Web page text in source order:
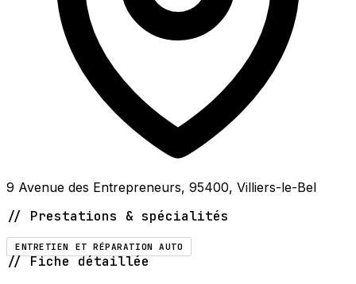
9 Avenue des Entrepreneurs, 95400, Villiers-le-Bel
// Prestations & spécialités
ENTRETIEN ET RÉPARATION AUTO
// Fiche détaillée